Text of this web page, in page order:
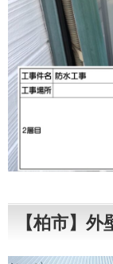
【柏市】